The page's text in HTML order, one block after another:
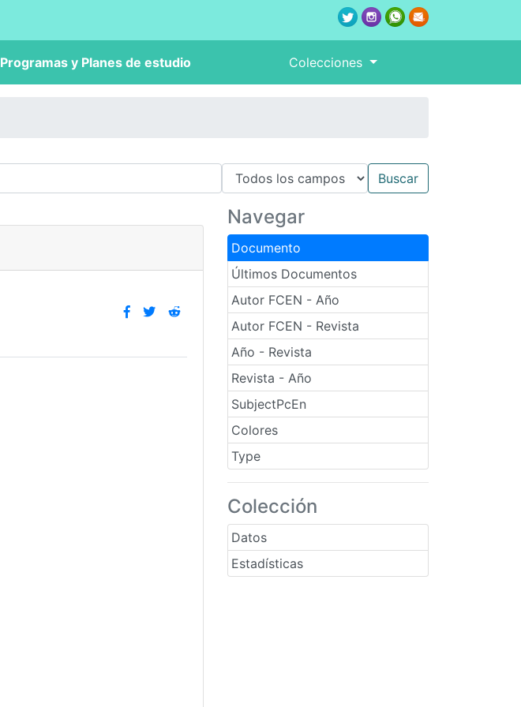
Programas y Planes de estudio Colecciones
Navegar
Documento
Últimos Documentos
Autor FCEN - Año
Autor FCEN - Revista
Año - Revista
Revista - Año
SubjectPcEn
Colores
Type
Colección
Datos
Estadísticas